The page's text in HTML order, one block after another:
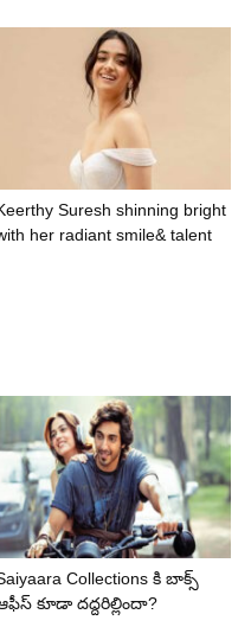
Suresh shinning bright
her radiant smile& talent
Collections కి బాక్స్
కూడా దద్దరిల్లిందా?